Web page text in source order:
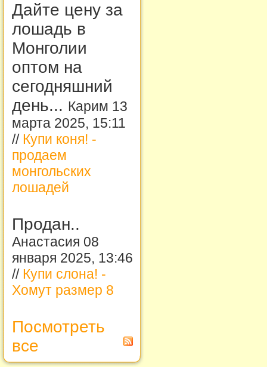
Дайте цену за
лошадь в
Монголии
оптом на
сегодняшний
день... Карим 13
марта 2025, 15:11
// Купи коня! -
продаем
монгольских
лошадей
Продан..
Анастасия 08
января 2025, 13:46
// Купи слона! -
Хомут размер 8
Посмотреть
все